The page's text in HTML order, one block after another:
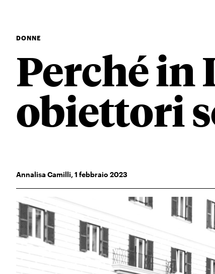
DONNE
Perché in
obiettori
Annalisa Camilli,1 febbraio 2023